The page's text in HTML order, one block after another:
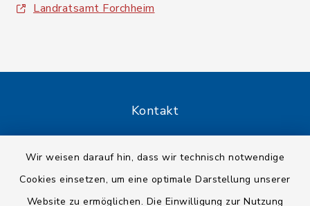
Wir weisen darauf hin, dass wir technisch notwendige
Cookies einsetzen, um eine optimale Darstellung unserer
Website zu ermöglichen. Die Einwilligung zur Nutzung
Landratsamt Forchheim
Kontakt
Datenschutz